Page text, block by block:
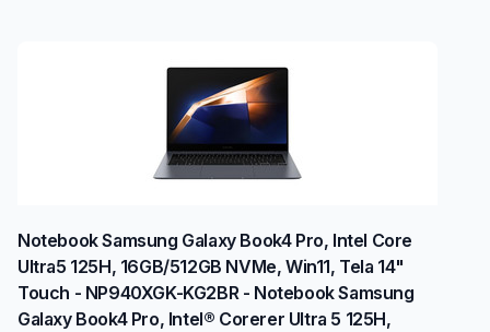
Notebook Samsung Galaxy Book4 Pro, Intel Core
Ultra5 125H, 16GB/512GB NVMe, Win11, Tela 14"
Touch - NP940XGK-KG2BR - Notebook Samsung
Galaxy Book4 Pro, Intel® Corerer Ultra 5 125H,